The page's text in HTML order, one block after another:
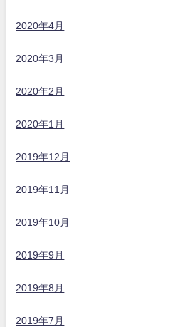
2020年4月
2020年3月
2020年2月
2020年1月
2019年12月
2019年11月
2019年10月
2019年9月
2019年8月
2019年7月